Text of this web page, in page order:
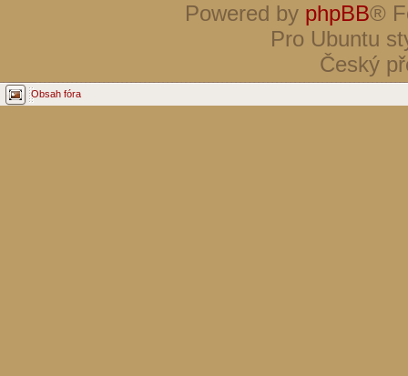
Powered by phpBB®
Pro Ubuntu
Český
Obsah fóra